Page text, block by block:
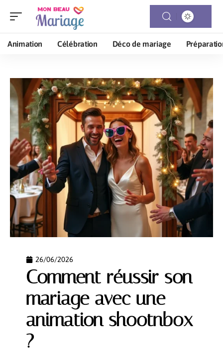
Animation Célébration Déco de mariage
26/06/2026
Comment réussir son
mariage avec une
animation shootnbox
?